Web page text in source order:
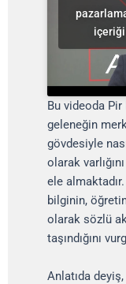
Bu videoda
geleneğin
gövdesiyle
olarak
ele
bilginin,
olarak sözlü
taşındığını
Anlatıda